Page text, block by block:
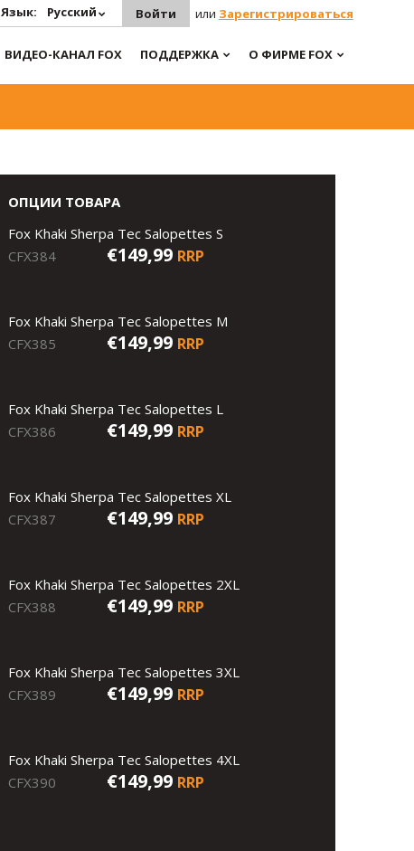
Язык: Русский Войти или Зарегистрироваться
ВИДЕО-КАНАЛ FOX ПОДДЕРЖКА О ФИРМЕ FOX
ОПЦИИ ТОВАРА
Fox Khaki Sherpa Tec Salopettes S
CFX384
€149,99 RRP
Fox Khaki Sherpa Tec Salopettes M
CFX385
€149,99 RRP
Fox Khaki Sherpa Tec Salopettes L
CFX386
€149,99 RRP
Fox Khaki Sherpa Tec Salopettes XL
CFX387
€149,99 RRP
Fox Khaki Sherpa Tec Salopettes 2XL
CFX388
€149,99 RRP
Fox Khaki Sherpa Tec Salopettes 3XL
CFX389
€149,99 RRP
Fox Khaki Sherpa Tec Salopettes 4XL
CFX390
€149,99 RRP